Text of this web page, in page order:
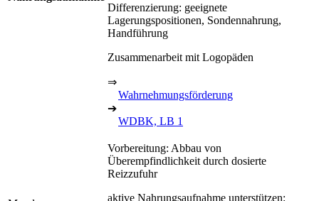
Differenzierung: geeignete
Lagerungspositionen, Sondennahrung,
Handführung
Zusammenarbeit mit Logopäden
⇒
Wahrnehmungsförderung
➔
WDBK, LB 1
Vorbereitung: Abbau von
Überempfindlichkeit durch dosierte
Reizzufuhr
aktive Nahrungsaufnahme unterstützen: